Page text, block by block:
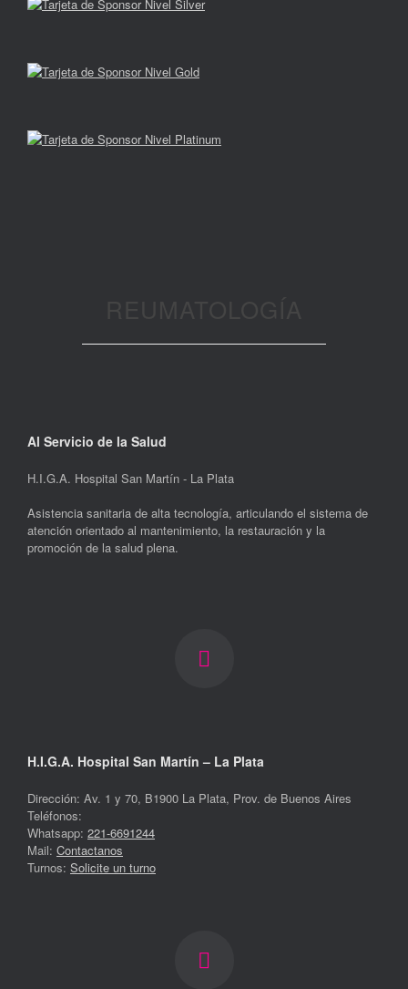
Al Servicio de la Salud
H.I.G.A. Hospital San Martín - La Plata
Asistencia sanitaria de alta tecnología, articulando el sistema de
atención orientado al mantenimiento, la restauración y la
promoción de la salud plena.
H.I.G.A. Hospital San Martín – La Plata
Dirección: Av. 1 y 70, B1900 La Plata, Prov. de Buenos Aires
Teléfonos:
Whatsapp: 221-6691244
Mail: Contactanos
Turnos: Solicite un turno